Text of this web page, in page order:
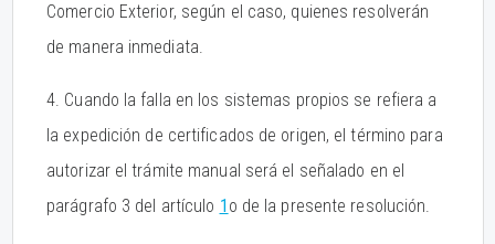
Comercio Exterior, según el caso, quienes resolverán
de manera inmediata.
4. Cuando la falla en los sistemas propios se refiera a
la expedición de certificados de origen, el término para
autorizar el trámite manual será el señalado en el
parágrafo 3 del artículo 1o de la presente resolución.